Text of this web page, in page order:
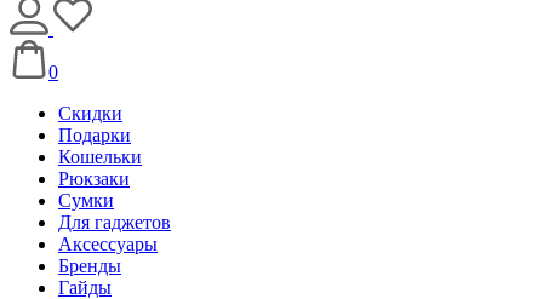
0
Скидки
Подарки
Кошельки
Рюкзаки
Сумки
Для гаджетов
Аксессуары
Бренды
Гайды